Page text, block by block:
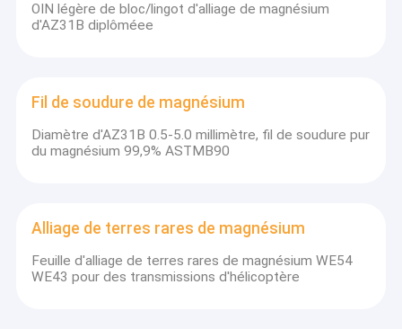
OIN légère de bloc/lingot d'alliage de magnésium
d'AZ31B diplôméee
Fil de soudure de magnésium
Diamètre d'AZ31B 0.5-5.0 millimètre, fil de soudure pur
du magnésium 99,9% ASTMB90
Alliage de terres rares de magnésium
Feuille d'alliage de terres rares de magnésium WE54
WE43 pour des transmissions d'hélicoptère